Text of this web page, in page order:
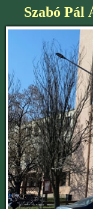
Szabó Pál